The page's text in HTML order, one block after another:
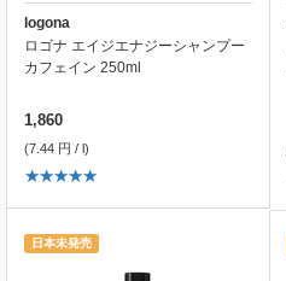
logona
ロゴナ エイジエナジーシャンプー
カフェイン 250ml
1,860
(7.44 円 / l)
日本未発売